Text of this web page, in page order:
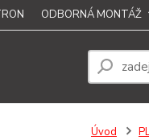
ODBORNÁ MONTÁŽ
Úvod